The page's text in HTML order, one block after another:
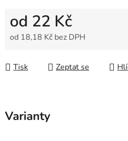
od 22 Kč
od 18,18 Kč bez DPH
Tisk
Zeptat se
Varianty